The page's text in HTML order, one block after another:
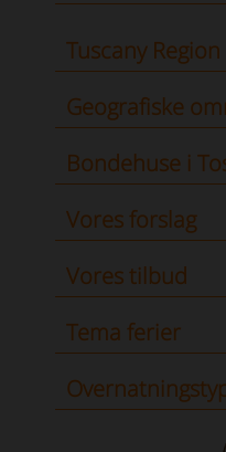
Tuscany Region
Geografiske
Bondehuse i
Vores forslag
Vores tilbud
Tema ferier